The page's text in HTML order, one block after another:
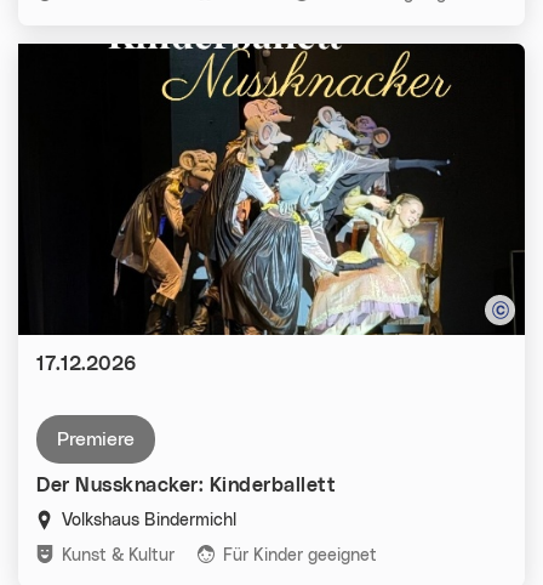
premiere
Der Nussknacker: Kinderballett
Volkshaus Bindermichl
Kategorien:
Kunst & Kultur Für Kinder geeignet
Datum:
17.12.2026